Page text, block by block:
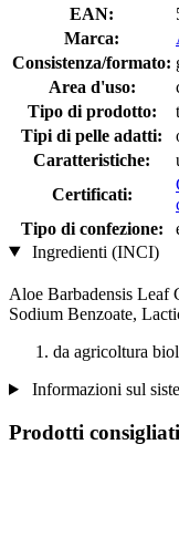
EAN:
Marca:
Consistenza/formato:
Area d'uso:
Tipo di prodotto:
Tipi di pelle adatti:
Caratteristiche:
Certificati:
Tipo di confezione:
Ingredienti (INCI)
Aloe Barbadensis Leaf
Sodium Benzoate,
da agricoltura
Informazioni sul
Prodotti consigliati